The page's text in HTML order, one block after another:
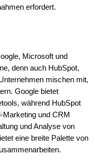
erfordert.
Microsoft und
denn auch HubSpot,
mischen mit,
Google bietet
während HubSpot
und CRM
und Analyse von
eine breite Palette von